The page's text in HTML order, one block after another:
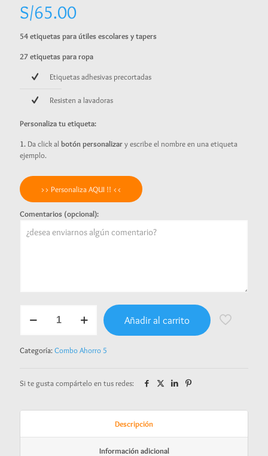
S/65.00
54 etiquetas para útiles escolares y tapers
27 etiquetas para ropa
Etiquetas adhesivas precortadas
Resisten a lavadoras
Personaliza tu etiqueta:
1. Da click al botón personalizary escribe el nombre en una etiqueta
ejemplo.
>> Personaliza AQUI !! <<
Comentarios (opcional):
Ahorro
Foto
Añadir al carrito
Categoría: Combo Ahorro 5
Si te gusta compártelo en tus redes:
Descripción
Información adicional